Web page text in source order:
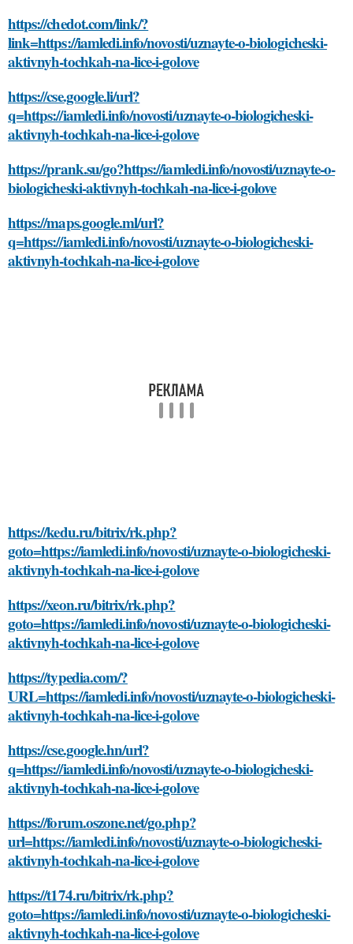
https://chedot.com/link/?
link=https://iamledi.info/novosti/uznayte-o-biologicheski-
aktivnyh-tochkah-na-lice-i-golove
https://cse.google.li/url?
q=https://iamledi.info/novosti/uznayte-o-biologicheski-
aktivnyh-tochkah-na-lice-i-golove
https://prank.su/go?https://iamledi.info/novosti/uznayte-o-
biologicheski-aktivnyh-tochkah-na-lice-i-golove
https://maps.google.ml/url?
q=https://iamledi.info/novosti/uznayte-o-biologicheski-
aktivnyh-tochkah-na-lice-i-golove
https://kedu.ru/bitrix/rk.php?
goto=https://iamledi.info/novosti/uznayte-o-biologicheski-
aktivnyh-tochkah-na-lice-i-golove
https://xeon.ru/bitrix/rk.php?
goto=https://iamledi.info/novosti/uznayte-o-biologicheski-
aktivnyh-tochkah-na-lice-i-golove
https://typedia.com/?
URL=https://iamledi.info/novosti/uznayte-o-biologicheski-
aktivnyh-tochkah-na-lice-i-golove
https://cse.google.hn/url?
q=https://iamledi.info/novosti/uznayte-o-biologicheski-
aktivnyh-tochkah-na-lice-i-golove
https://forum.oszone.net/go.php?
url=https://iamledi.info/novosti/uznayte-o-biologicheski-
aktivnyh-tochkah-na-lice-i-golove
https://t174.ru/bitrix/rk.php?
goto=https://iamledi.info/novosti/uznayte-o-biologicheski-
aktivnyh-tochkah-na-lice-i-golove